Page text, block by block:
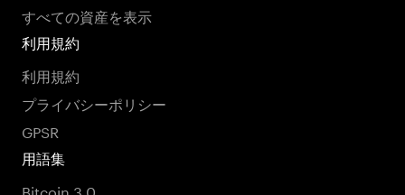
すべての資産を表示
利用規約
利用規約
プライバシーポリシー
GPSR
用語集
Bitcoin 3.0